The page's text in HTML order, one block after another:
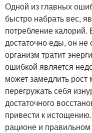
Одной из главных
быстро набрать вес,
потребление
достаточно еды, он не
организм тратит
ошибкой является
может замедлить
перегружать себя
достаточного
привести к
рационе и